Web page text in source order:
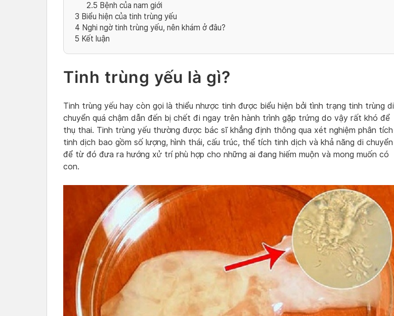
2.5 Bệnh của nam giới
3 Biểu hiện của tinh trùng yếu
4 Nghi ngờ tinh trùng yếu, nên khám ở đâu?
5 Kết luận
Tinh trùng yếu là gì?
Tinh trùng yếu hay còn gọi là thiểu nhược tinh được biểu hiện bởi tình trạng tinh trùng di
chuyển quá chậm dẫn đến bị chết đi ngay trên hành trình gặp trứng do vậy rất khó để
thụ thai. Tinh trùng yếu thường được bác sĩ khẳng định thông qua xét nghiệm phân tích
tinh dịch bao gồm số lượng, hình thái, cấu trúc, thể tích tinh dịch và khả năng di chuyển
để từ đó đưa ra hướng xử trí phù hợp cho những ai đang hiếm muộn và mong muốn có
con.